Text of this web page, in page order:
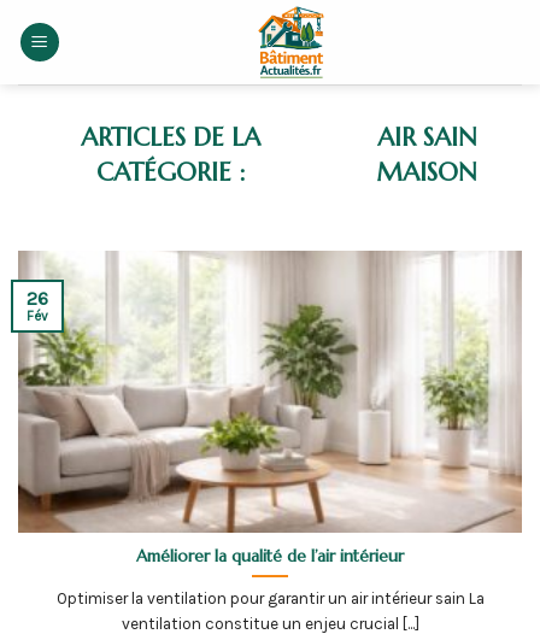
AIR SAIN
MAISON
Améliorer la qualité de l’air intérieur
Optimiser la ventilation pour garantir un air intérieur sain La
ventilation constitue un enjeu crucial [...]
26
Fév